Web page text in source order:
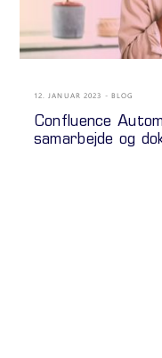
12. JANUAR 2023 BLOG
Confluence
samarbejde og